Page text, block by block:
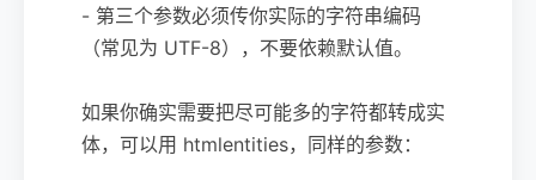
- 第三个参数必须传你实际的字符串编码
（常见为 UTF-8），不要依赖默认值。
如果你确实需要把尽可能多的字符都转成实
体，可以用 htmlentities，同样的参数：